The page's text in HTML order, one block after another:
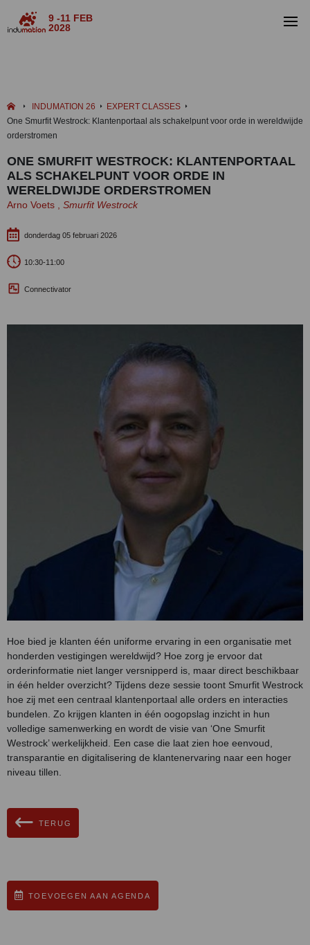
9 -11 FEB
2028
INDUMATION 26
EXPERT CLASSES
One Smurfit Westrock: Klantenportaal als schakelpunt voor orde in wereldwijde
orderstromen
ONE SMURFIT WESTROCK: KLANTENPORTAAL
ALS SCHAKELPUNT VOOR ORDE IN
WERELDWIJDE ORDERSTROMEN
Arno Voets , Smurfit Westrock
donderdag 05 februari 2026
10:30-11:00
Connectivator
Hoe bied je klanten één uniforme ervaring in een organisatie met
honderden vestigingen wereldwijd? Hoe zorg je ervoor dat
orderinformatie niet langer versnipperd is, maar direct beschikbaar
in één helder overzicht? Tijdens deze sessie toont Smurfit Westrock
hoe zij met een centraal klantenportaal alle orders en interacties
bundelen. Zo krijgen klanten in één oogopslag inzicht in hun
volledige samenwerking en wordt de visie van ‘One Smurfit
Westrock’ werkelijkheid. Een case die laat zien hoe eenvoud,
transparantie en digitalisering de klantenervaring naar een hoger
niveau tillen.
TERUG
TOEVOEGEN AAN AGENDA